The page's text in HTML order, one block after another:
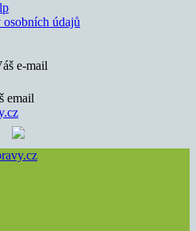
osobních údajů
e-mail
email